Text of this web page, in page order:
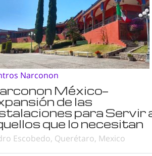
Narconon
México—
de las
para Servir
que lo necesitan
Escobedo, Querétaro, Mexico